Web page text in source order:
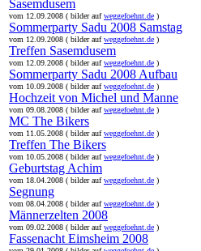
Sasemdusem
vom 12.09.2008 ( bilder aufweggefoehnt.de )
Sommerparty Sadu 2008 Samstag
vom 12.09.2008 ( bilder aufweggefoehnt.de )
Treffen Sasemdusem
vom 12.09.2008 ( bilder aufweggefoehnt.de )
Sommerparty Sadu 2008 Aufbau
vom 10.09.2008 ( bilder aufweggefoehnt.de )
Hochzeit von Michel und Manne
vom 09.08.2008 ( bilder aufweggefoehnt.de )
MC The Bikers
vom 11.05.2008 ( bilder aufweggefoehnt.de )
Treffen The Bikers
vom 10.05.2008 ( bilder aufweggefoehnt.de )
Geburtstag Achim
vom 18.04.2008 ( bilder aufweggefoehnt.de )
Segnung
vom 08.04.2008 ( bilder aufweggefoehnt.de )
Männerzelten 2008
vom 09.02.2008 ( bilder aufweggefoehnt.de )
Fassenacht Eimsheim 2008